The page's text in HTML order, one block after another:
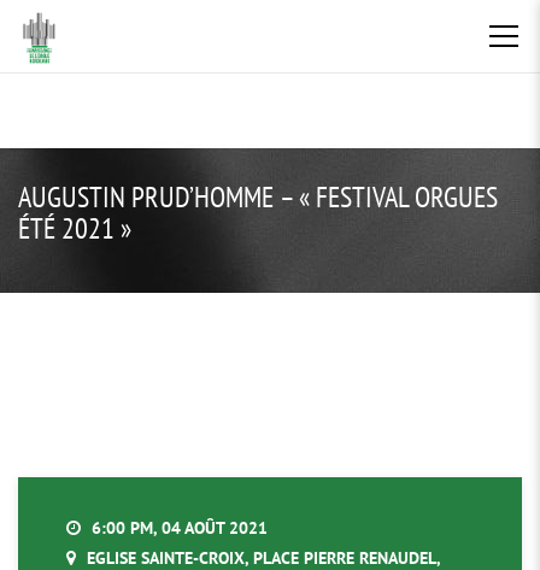
AUGUSTIN PRUD’HOMME – « FESTIVAL ORGUES
ÉTÉ 2021 »
6:00 PM, 04 AOÛT 2021
EGLISE SAINTE-CROIX, PLACE PIERRE RENAUDEL,